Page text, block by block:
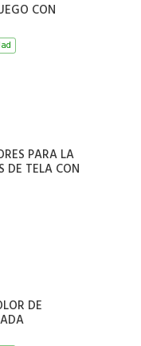
CON
PARA LA
DE TELA CON
DE